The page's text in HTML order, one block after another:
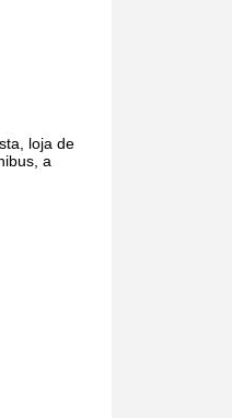
loja de
a